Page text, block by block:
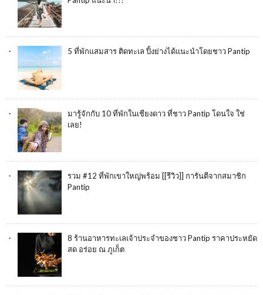
5 ที่พักแสมสาร ติดทะเล ปิ้งย่างได้แนะนำโดยชาว Pantip
มารู้จักกับ 10 ที่พักในเชียงดาว ที่ชาว Pantip โดนใจ ใช่
เลย!
รวม #12 ที่พักเขาใหญ่พร้อม [[รีวิว]] การันตีจากสมาชิก
Pantip
8 ร้านอาหารทะเลเจ้าประจำของชาว Pantip ราคาประหยัด
สด อร่อย ณ ภูเก็ต